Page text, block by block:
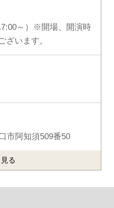
～）※開場、開演時
ざいます。
市阿知須509番50
る